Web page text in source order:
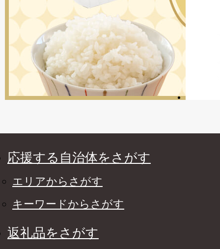
応援する自治体をさがす
エリアからさがす
キーワードからさがす
返礼品をさがす